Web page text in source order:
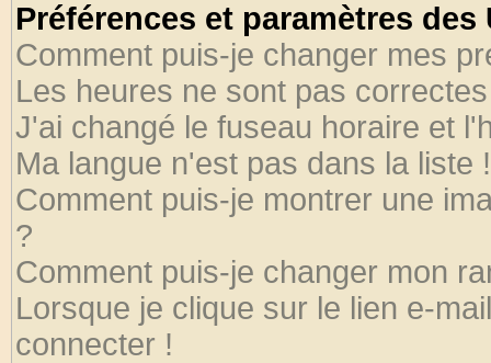
Préférences et paramètres
Comment puis-je changer mes
Les heures ne sont pas
J'ai changé le fuseau horaire et
Ma langue n'est pas dans la liste !
Comment puis-je montrer une
?
Comment puis-je changer mon
Lorsque je clique sur le lien e-
connecter !